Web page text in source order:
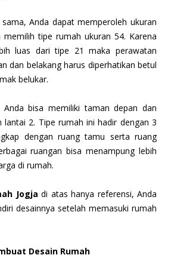
Anda dapat memperoleh ukuran
tipe rumah ukuran 54. Karena
luas dari tipe 21 maka perawatan
dan belakang harus diperhatikan betul
belukar.
bisa memiliki taman depan dan
lantai 2. Tipe rumah ini hadir dengan 3
dengan ruang tamu serta ruang
ruangan bisa menampung lebih
di rumah.
Jogja di atas hanya referensi, Anda
desainnya setelah memasuki rumah
Desain Rumah